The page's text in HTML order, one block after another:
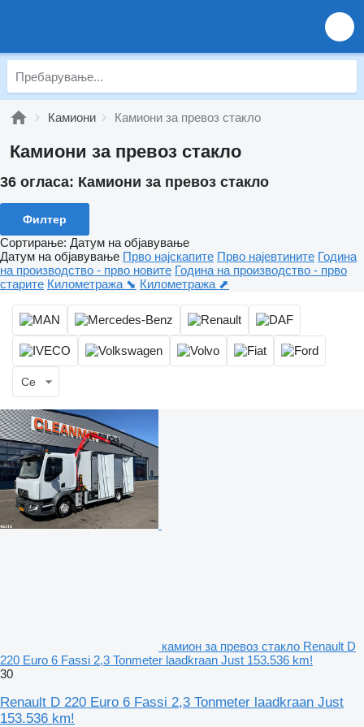
Камиони Камиони за превоз стакло
Камиони за превоз стакло
36 огласа: Камиони за превоз стакло
Филтер
Сортирање: Датум на објавување
Датум на објавување Прво најскапите Прво најевтините Година
на производство - прво новите Година на производство - прво
старите Километража ⬊ Километража ⬈
Се
камион за превоз стакло Renault D
220 Euro 6 Fassi 2,3 Tonmeter laadkraan Just 153.536 km!
30
Renault D 220 Euro 6 Fassi 2,3 Tonmeter laadkraan Just
153.536 km!